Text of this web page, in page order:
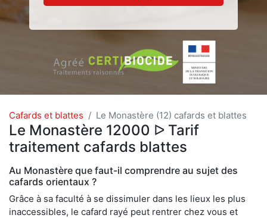
Cafards et blattes Le Monastère (12) cafards et blattes
Le Monastère 12000 ᐅ Tarif
traitement cafards blattes
Au Monastère que faut-il comprendre au sujet des
cafards orientaux ?
Grâce à sa faculté à se dissimuler dans les lieux les plus
inaccessibles, le cafard rayé peut rentrer chez vous et